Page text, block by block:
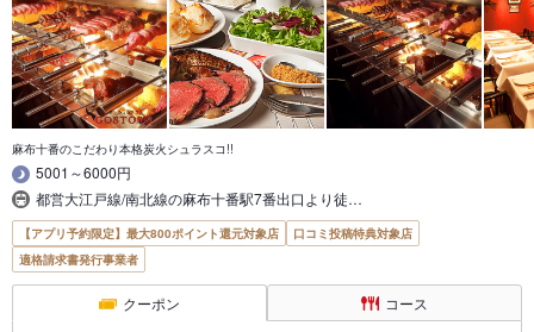
麻布十番のこだわり本格炭火シュラスコ!!
5001～6000円
都営大江戸線/南北線の麻布十番駅7番出口より徒…
【アプリ予約限定】最大800ポイント還元対象店
口コミ投稿特典対象店
適格請求書発行事業者
クーポン コース